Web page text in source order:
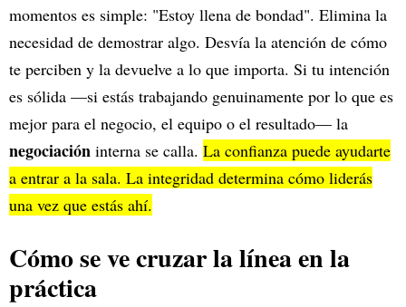
momentos es simple: "Estoy llena de bondad". Elimina la
necesidad de demostrar algo. Desvía la atención de cómo
te perciben y la devuelve a lo que importa. Si tu intención
es sólida —si estás trabajando genuinamente por lo que es
mejor para el negocio, el equipo o el resultado— la
negociación interna se calla. La confianza puede ayudarte
a entrar a la sala. La integridad determina cómo liderás
una vez que estás ahí.
Cómo se ve cruzar la línea en la
práctica